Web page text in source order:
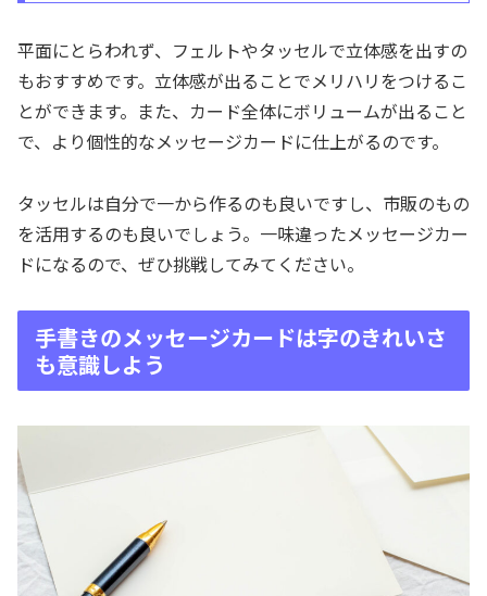
平面にとらわれず、フェルトやタッセルで立体感を出すの
もおすすめです。立体感が出ることでメリハリをつけるこ
とができます。また、カード全体にボリュームが出ること
で、より個性的なメッセージカードに仕上がるのです。
タッセルは自分で一から作るのも良いですし、市販のもの
を活用するのも良いでしょう。一味違ったメッセージカー
ドになるので、ぜひ挑戦してみてください。
手書きのメッセージカードは字のきれいさ
も意識しよう